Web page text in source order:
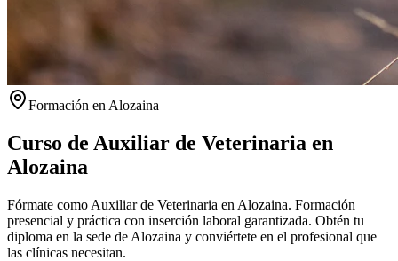
Formación en Alozaina
Curso de Auxiliar de Veterinaria en
Alozaina
Fórmate como Auxiliar de Veterinaria en Alozaina. Formación
presencial y práctica con inserción laboral garantizada. Obtén tu
diploma en la sede de Alozaina y conviértete en el profesional que
las clínicas necesitan.